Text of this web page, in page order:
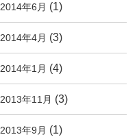
2014年6月 (1)
2014年4月 (3)
2014年1月 (4)
2013年11月 (3)
2013年9月 (1)